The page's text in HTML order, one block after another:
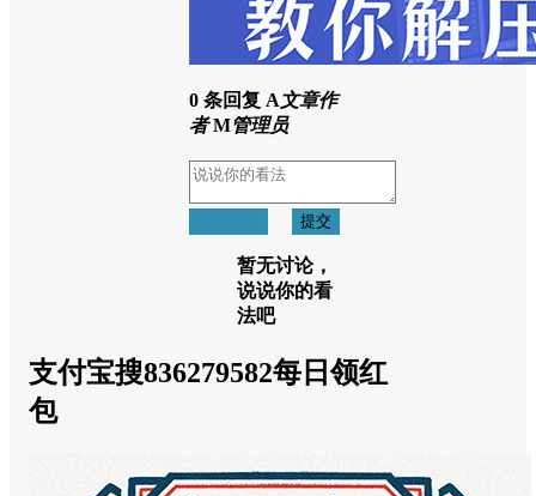
0 条回复 A文章作
者 M管理员
提交
暂无讨论，
说说你的看
法吧
支付宝搜836279582每日领红
包